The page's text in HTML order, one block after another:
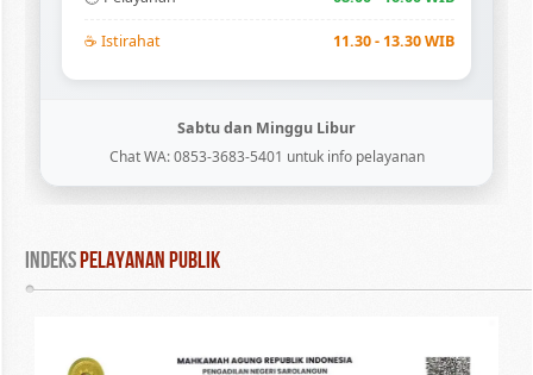
☕ Istirahat 11.30 - 13.30 WIB
Sabtu dan Minggu Libur
Chat WA: 0853-3683-5401 untuk info pelayanan
INDEKS PELAYANAN PUBLIK